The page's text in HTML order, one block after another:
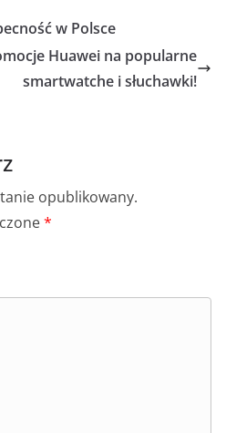
e
n
g
l e
w Polsce
Huawei na popularne
smartwatche i słuchawki!
opublikowany.
*